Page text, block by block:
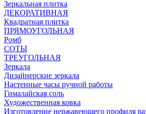
Зеркальная плитка
ДЕКОРАТИВНАЯ
Квадратная плитка
ПРЯМОУГОЛЬНАЯ
Ромб
СОТЫ
ТРЕУГОЛЬНАЯ
Зеркала
Дизайнерские зеркала
Настенные часы ручной работы
Гималайская соль
Художественная ковка
Изготовление нержавеющего профиля